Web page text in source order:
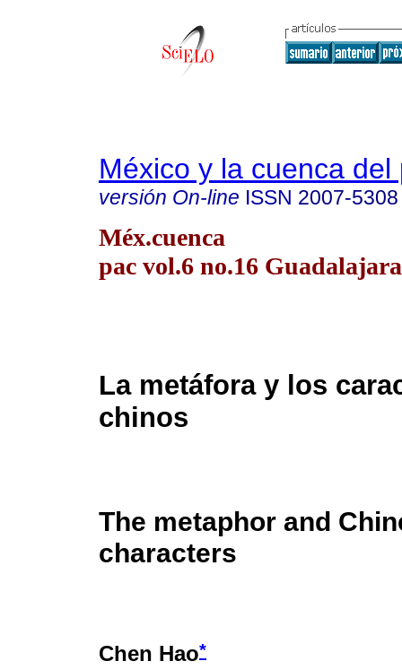
México y la cuenca del
versión On-line ISSN 2007-5308
Méx.cuenca
pac vol.6 no.16
La metáfora y los
chinos
The metaphor and
characters
Chen Hao*